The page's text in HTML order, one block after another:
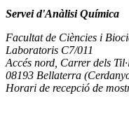
Servei d'Anàlisi Química
Facultat de Ciències i
Laboratoris C7/011
Accés nord, Carrer dels
08193 Bellaterra
Horari de recepció de